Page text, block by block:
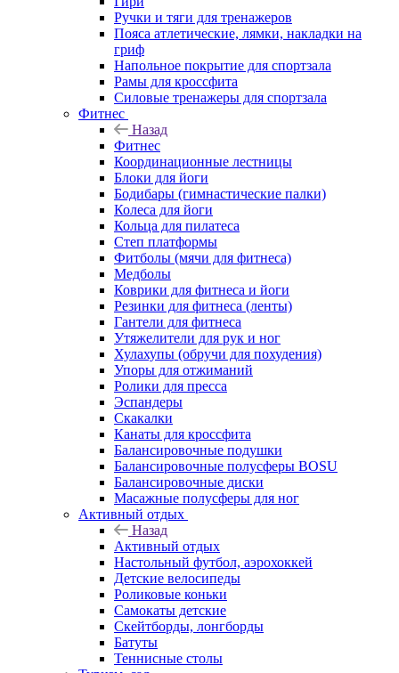
Ручки и тяги для тренажеров
Пояса атлетические, лямки, накладки на
гриф
Напольное покрытие для спортзала
Рамы для кроссфита
Силовые тренажеры для спортзала
Фитнес
Назад
Фитнес
Координационные лестницы
Блоки для йоги
Бодибары (гимнастические палки)
Колеса для йоги
Кольца для пилатеса
Степ платформы
Фитболы (мячи для фитнеса)
Медболы
Коврики для фитнеса и йоги
Резинки для фитнеса (ленты)
Гантели для фитнеса
Утяжелители для рук и ног
Хулахупы (обручи для похудения)
Упоры для отжиманий
Ролики для пресса
Эспандеры
Скакалки
Канаты для кроссфита
Балансировочные подушки
Балансировочные полусферы BOSU
Балансировочные диски
Масажные полусферы для ног
Активный отдых
Назад
Активный отдых
Настольный футбол, аэрохоккей
Детские велосипеды
Роликовые коньки
Самокаты детские
Скейтборды, лонгборды
Батуты
Теннисные столы